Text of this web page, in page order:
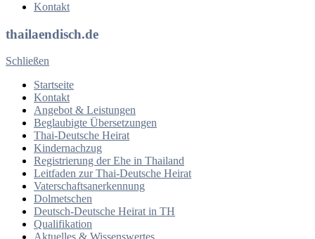
Kontakt
thailaendisch.de
Schließen
Startseite
Kontakt
Angebot & Leistungen
Beglaubigte Übersetzungen
Thai-Deutsche Heirat
Kindernachzug
Registrierung der Ehe in Thailand
Leitfaden zur Thai-Deutsche Heirat
Vaterschaftsanerkennung
Dolmetschen
Deutsch-Deutsche Heirat in TH
Qualifikation